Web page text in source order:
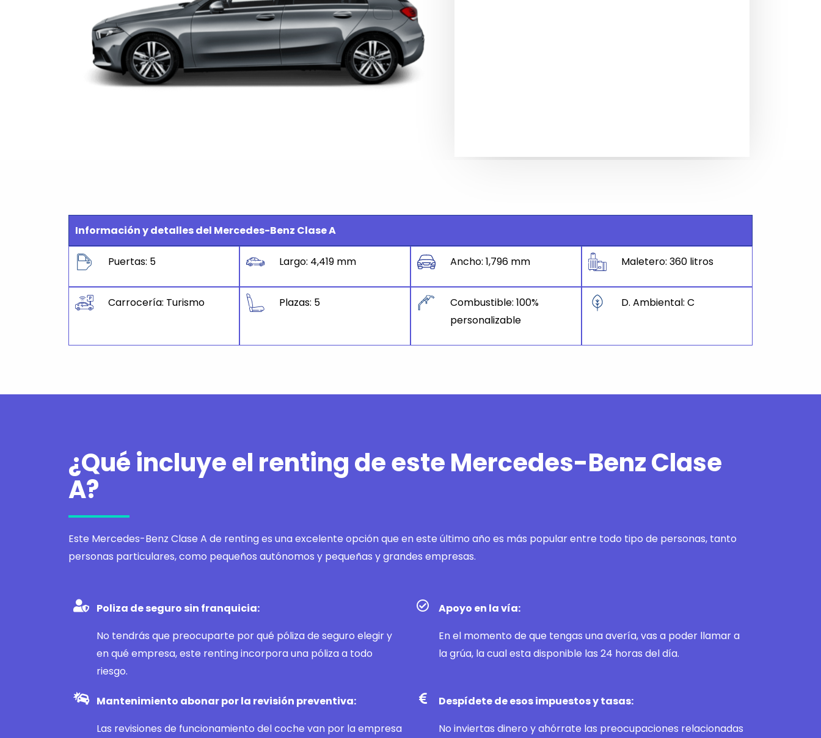
Información y detalles del Mercedes-Benz Clase A
Puertas: 5 Largo: 4,419 mm Ancho: 1,796 mm Maletero: 360 litros
Carrocería: Turismo Plazas: 5
Combustible: 100%
personalizable
D. Ambiental: C
¿Qué incluye el renting de este Mercedes-Benz Clase
A?
Este Mercedes-Benz Clase A de renting es una excelente opción que en este último año es más popular entre todo tipo de personas, tanto
personas particulares, como pequeños autónomos y pequeñas y grandes empresas.
Poliza de seguro sin franquicia:
No tendrás que preocuparte por qué póliza de seguro elegir y
en qué empresa, este renting incorpora una póliza a todo
riesgo.
Apoyo en la vía:
En el momento de que tengas una avería, vas a poder llamar a
la grúa, la cual esta disponible las 24 horas del día.
Mantenimiento abonar por la revisión preventiva:
Las revisiones de funcionamiento del coche van por la empresa
Despídete de esos impuestos y tasas:
No inviertas dinero y ahórrate las preocupaciones relacionadas